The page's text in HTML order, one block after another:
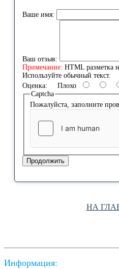
Ваше имя:
Ваш отзыв:
Примечание: HTML разметка
Используйте обычный текст.
Оценка: Плохо
Captcha
Пожалуйста, заполните
Продолжить
НА
Информация: